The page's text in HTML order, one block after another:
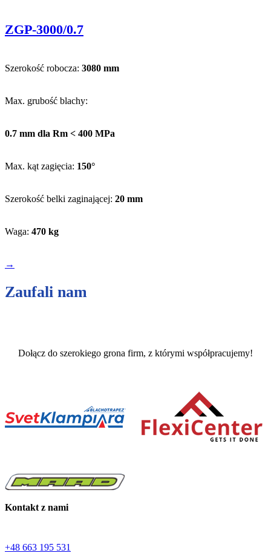
ZGP-3000/0.7
Szerokość robocza: 3080 mm
Max. grubość blachy:
0.7 mm dla Rm < 400 MPa
Max. kąt zagięcia: 150°
Szerokość belki zaginającej: 20 mm
Waga: 470 kg
→
Zaufali nam
Dołącz do szerokiego grona firm, z którymi współpracujemy!
Kontakt z nami
+48 663 195 531